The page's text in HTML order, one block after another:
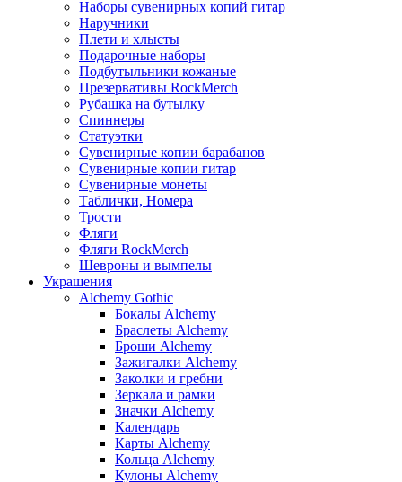
Наборы сувенирных копий гитар
Наручники
Плети и хлысты
Подарочные наборы
Подбутыльники кожаные
Презервативы RockMerch
Рубашка на бутылку
Спиннеры
Статуэтки
Сувенирные копии барабанов
Сувенирные копии гитар
Сувенирные монеты
Таблички, Номера
Трости
Фляги
Фляги RockMerch
Шевроны и вымпелы
Украшения
Alchemy Gothic
Бокалы Alchemy
Браслеты Alchemy
Броши Alchemy
Зажигалки Alchemy
Заколки и гребни
Зеркала и рамки
Значки Alchemy
Календарь
Карты Alchemy
Кольца Alchemy
Кулоны Alchemy